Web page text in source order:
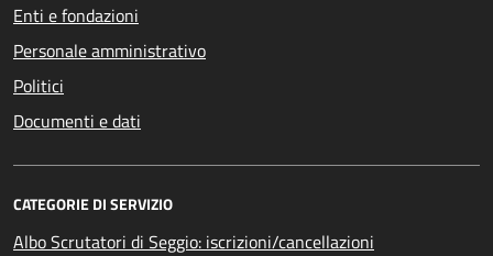
Enti e fondazioni
Personale amministrativo
Politici
Documenti e dati
CATEGORIE DI SERVIZIO
Albo Scrutatori di Seggio: iscrizioni/cancellazioni